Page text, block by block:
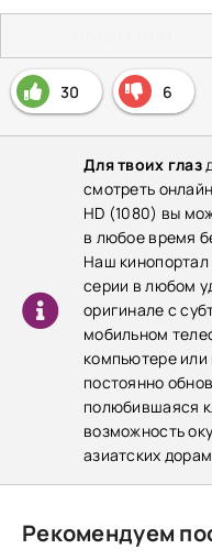
30 6
Для твоих глаз
смотреть
HD (1080) вы
в любое время
Наш
серии в любом
оригинале с
мобильном
компьютере
постоянно
полюбившаяся
возможность
азиатских
Рекомендуем